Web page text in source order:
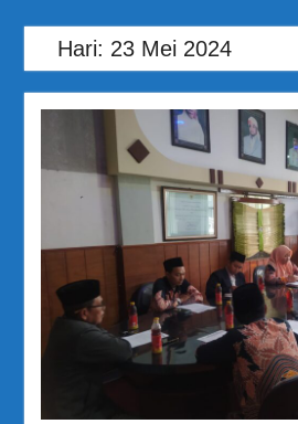
Hari: 23 Mei 2024